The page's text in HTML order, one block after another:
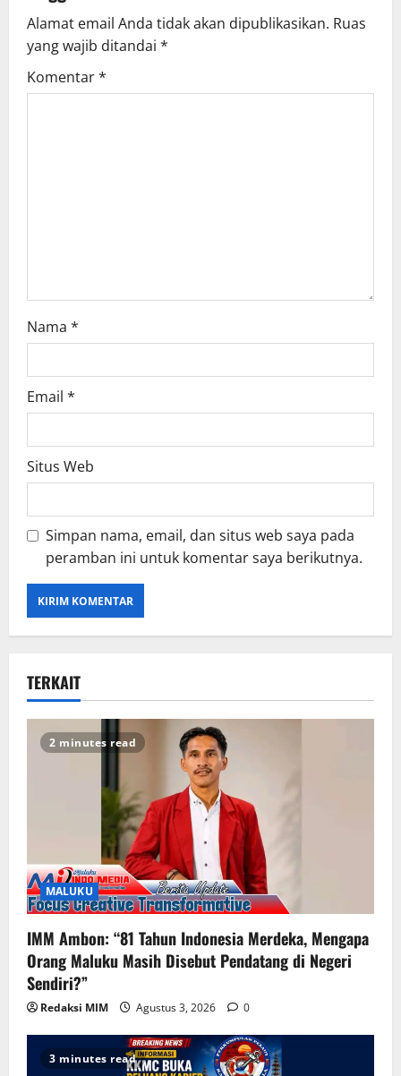
Alamat email Anda tidak akan dipublikasikan. Ruas
yang wajib ditandai *
Komentar*
Nama *
Email *
Situs Web
Simpan nama, email, dan situs web saya pada
peramban ini untuk komentar saya berikutnya.
TERKAIT
2 minutes read
MALUKU
IMM Ambon: “81 Tahun Indonesia Merdeka, Mengapa
Orang Maluku Masih Disebut Pendatang di Negeri
Sendiri?”
Redaksi MIM Agustus 3, 2026 0
3 minutes read